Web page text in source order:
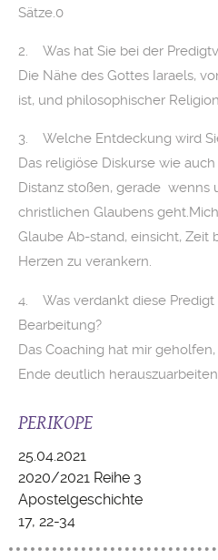
Sätze.0
2. Was hat Sie bei der
Die Nähe des Gottes Iaraels,
ist, und philosophischer
3. Welche Entdeckung wird
Das religiöse Diskurse wie
Distanz stoßen, gerade
christlichen Glaubens
Glaube Ab-stand, einsicht, Zeit
Herzen zu verankern.
4. Was verdankt diese Predigt
Bearbeitung?
Das Coaching hat mir
Ende deutlich herauszuarbeiten.
PERIKOPE
25.04.2021
2020/2021 Reihe 3
Apostelgeschichte
17, 22-34